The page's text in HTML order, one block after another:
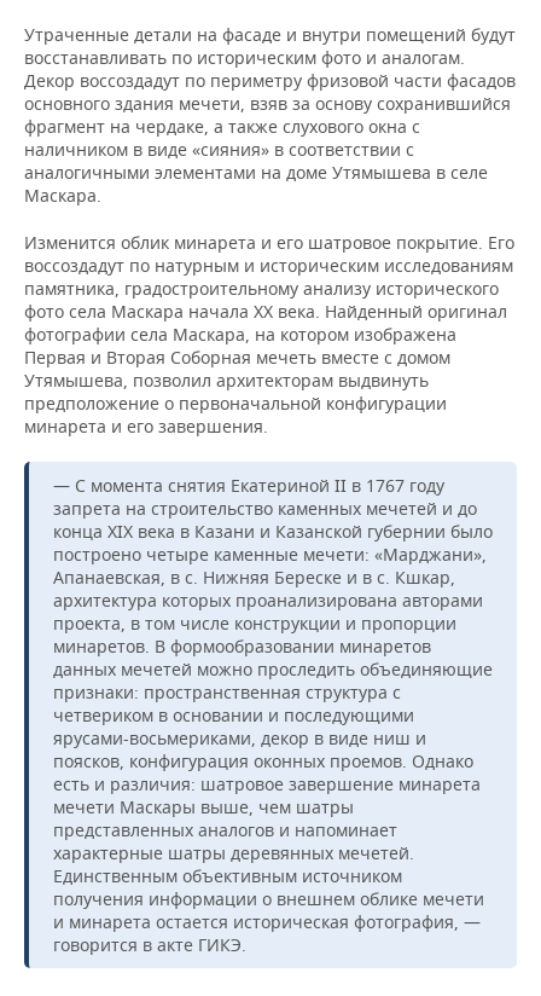
Утраченные детали на фасаде и внутри помещений будут
восстанавливать по историческим фото и аналогам.
Декор воссоздадут по периметру фризовой части фасадов
основного здания мечети, взяв за основу сохранившийся
фрагмент на чердаке, а также слухового окна с
наличником в виде «сияния» в соответствии с
аналогичными элементами на доме Утямышева в селе
Маскара.
Изменится облик минарета и его шатровое покрытие. Его
воссоздадут по натурным и историческим исследованиям
памятника, градостроительному анализу исторического
фото села Маскара начала XX века. Найденный оригинал
фотографии села Маскара, на котором изображена
Первая и Вторая Соборная мечеть вместе с домом
Утямышева, позволил архитекторам выдвинуть
предположение о первоначальной конфигурации
минарета и его завершения.
— С момента снятия Екатериной II в 1767 году
запрета на строительство каменных мечетей и до
конца XIX века в Казани и Казанской губернии было
построено четыре каменные мечети: «Марджани»,
Апанаевская, в с. Нижняя Береске и в с. Кшкар,
архитектура которых проанализирована авторами
проекта, в том числе конструкции и пропорции
минаретов. В формообразовании минаретов
данных мечетей можно проследить объединяющие
признаки: пространственная структура с
четвериком в основании и последующими
ярусами-восьмериками, декор в виде ниш и
поясков, конфигурация оконных проемов. Однако
есть и различия: шатровое завершение минарета
мечети Маскары выше, чем шатры
представленных аналогов и напоминает
характерные шатры деревянных мечетей.
Единственным объективным источником
получения информации о внешнем облике мечети
и минарета остается историческая фотография, —
говорится в акте ГИКЭ.